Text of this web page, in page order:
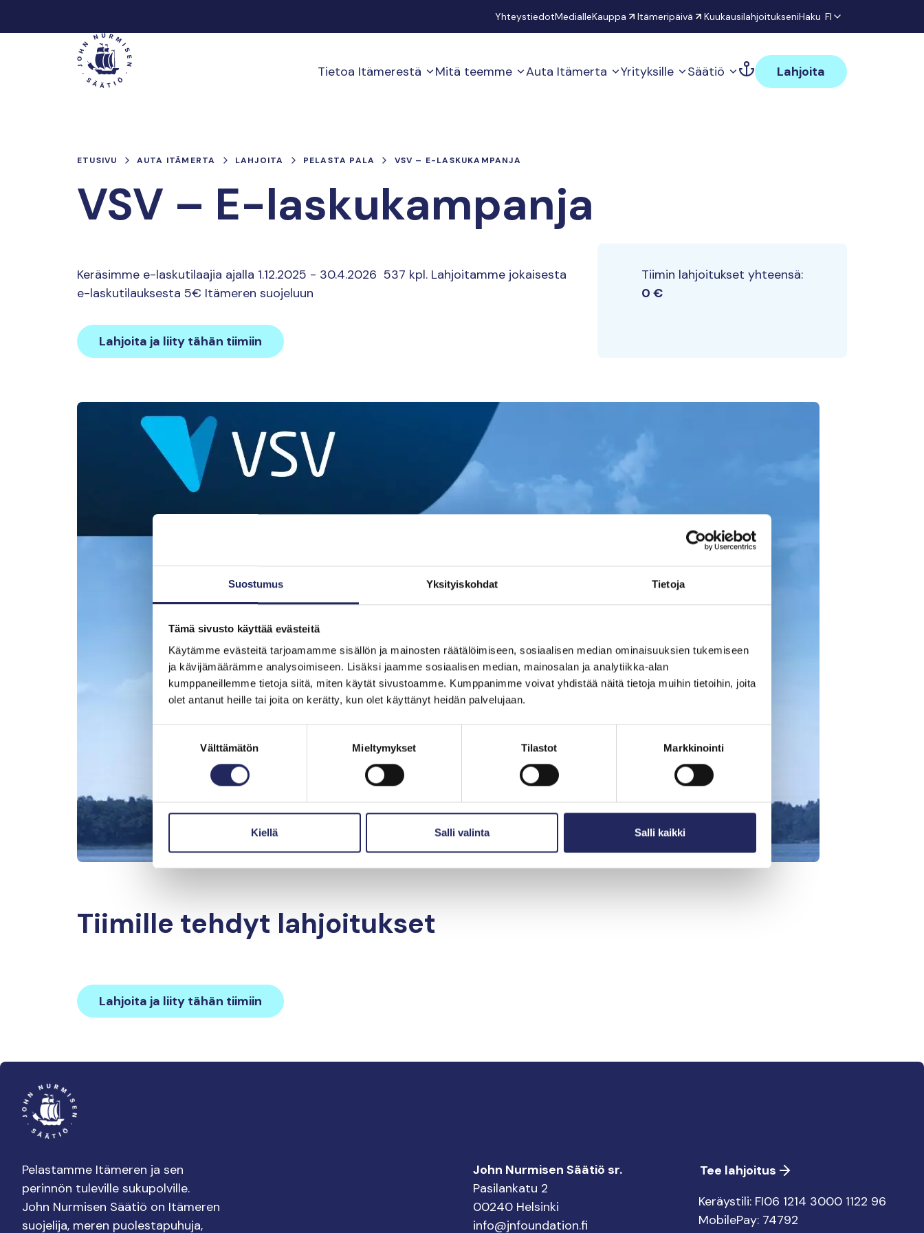
Suostumus Yksityiskohdat Tietoja
Tämä sivusto käyttää evästeitä
Käytämme evästeitä tarjoamamme sisällön ja mainosten räätälöimiseen, sosiaalisen median ominaisuuksien tukemiseen
ja kävijämäärämme analysoimiseen. Lisäksi jaamme sosiaalisen median, mainosalan ja analytiikka-alan
kumppaneillemme tietoja siitä, miten käytät sivustoamme. Kumppanimme voivat yhdistää näitä tietoja muihin tietoihin, joita
olet antanut heille tai joita on kerätty, kun olet käyttänyt heidän palvelujaan.
Välttämätön Mieltymykset Tilastot Markkinointi
Kiellä Salli valinta Salli kaikki
YhteystiedotMedialleKauppa Itämeripäivä KuukausilahjoitukseniHaku FI
Päävalikko Tietoa Itämerestä Mitä teemme Auta Itämerta Yrityksille Säätiö Lahjoita
ETUSIVU AUTA ITÄMERTA LAHJOITA PELASTA PALA VSV – E-LASKUKAMPANJA
VSV – E-laskukampanja
Keräsimme e-laskutilaajia ajalla 1.12.2025 - 30.4.2026 537 kpl. Lahjoitamme jokaisesta
e-laskutilauksesta 5€ Itämeren suojeluun
Lahjoita ja liity tähän tiimiin
Tiimin lahjoitukset yhteensä:
0 €
Tiimille tehdyt lahjoitukset
Lahjoita ja liity tähän tiimiin
Pelastamme Itämeren ja sen
perinnön tuleville sukupolville.
John Nurmisen Säätiö on Itämeren
suojelija, meren puolestapuhuja,
John Nurmisen Säätiö sr.
Pasilankatu 2
00240 Helsinki
info@jnfoundation.fi
Tee lahjoitus
Keräystili: FI06 1214 3000 1122 96
MobilePay: 74792